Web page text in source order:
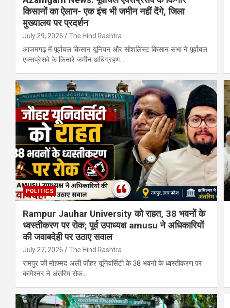
किसानों का ऐलान- एक इंच भी जमीन नहीं देंगे, जिला
मुख्यालय पर प्रदर्शन
July 29, 2026 The Hind Rashtra
आजमगढ़ में पूर्वांचल किसान यूनियन और सोशलिस्ट किसान सभा ने पूर्वांचल
एक्सप्रेसवे के किनारे जमीन अधिग्रहण…
POLITICS
Rampur Jauhar University को राहत, 38 भवनों के
ध्वस्तीकरण पर रोक; पूर्व उपाध्यक्ष amusu ने अधिकारियों
की जवाबदेही पर उठाए सवाल
July 27, 2026 The Hind Rashtra
रामपुर की मोहम्मद अली जौहर यूनिवर्सिटी के 38 भवनों के ध्वस्तीकरण पर
कमिश्नर ने अंतरिम रोक…